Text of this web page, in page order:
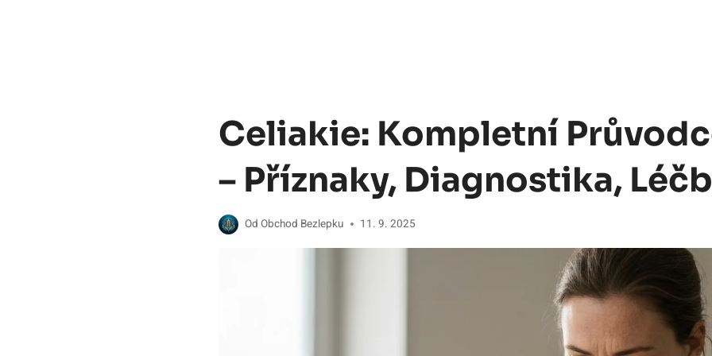
Celiakie: Kompletní
– Příznaky, Diagnostika,
Od Obchod Bezlepku 11. 9. 2025